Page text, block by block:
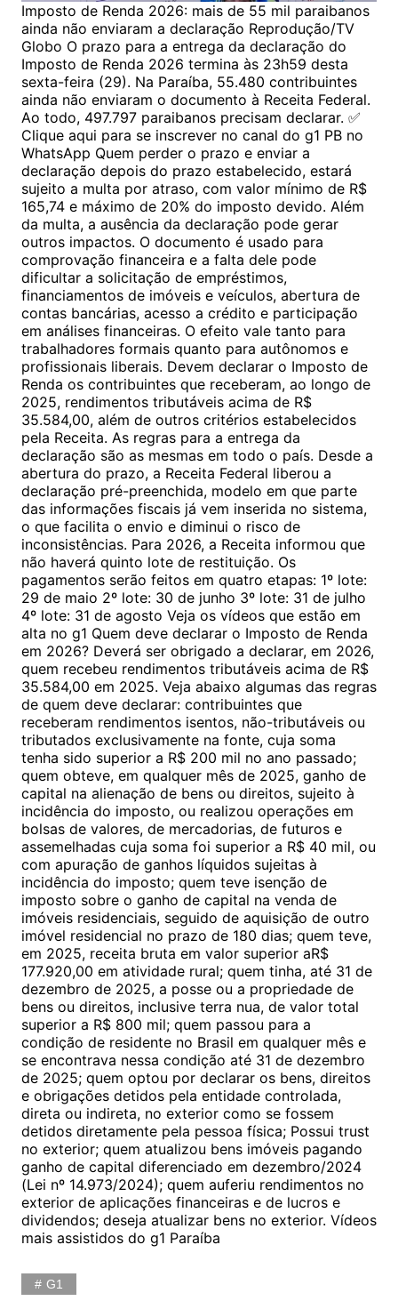
Imposto de Renda 2026: mais de 55 mil paraibanos
ainda não enviaram a declaração Reprodução/TV
Globo O prazo para a entrega da declaração do
Imposto de Renda 2026 termina às 23h59 desta
sexta-feira (29). Na Paraíba, 55.480 contribuintes
ainda não enviaram o documento à Receita Federal.
Ao todo, 497.797 paraibanos precisam declarar. ✅
Clique aqui para se inscrever no canal do g1 PB no
WhatsApp Quem perder o prazo e enviar a
declaração depois do prazo estabelecido, estará
sujeito a multa por atraso, com valor mínimo de R$
165,74 e máximo de 20% do imposto devido. Além
da multa, a ausência da declaração pode gerar
outros impactos. O documento é usado para
comprovação financeira e a falta dele pode
dificultar a solicitação de empréstimos,
financiamentos de imóveis e veículos, abertura de
contas bancárias, acesso a crédito e participação
em análises financeiras. O efeito vale tanto para
trabalhadores formais quanto para autônomos e
profissionais liberais. Devem declarar o Imposto de
Renda os contribuintes que receberam, ao longo de
2025, rendimentos tributáveis acima de R$
35.584,00, além de outros critérios estabelecidos
pela Receita. As regras para a entrega da
declaração são as mesmas em todo o país. Desde a
abertura do prazo, a Receita Federal liberou a
declaração pré-preenchida, modelo em que parte
das informações fiscais já vem inserida no sistema,
o que facilita o envio e diminui o risco de
inconsistências. Para 2026, a Receita informou que
não haverá quinto lote de restituição. Os
pagamentos serão feitos em quatro etapas: 1º lote:
29 de maio 2º lote: 30 de junho 3º lote: 31 de julho
4º lote: 31 de agosto Veja os vídeos que estão em
alta no g1 Quem deve declarar o Imposto de Renda
em 2026? Deverá ser obrigado a declarar, em 2026,
quem recebeu rendimentos tributáveis acima de R$
35.584,00 em 2025. Veja abaixo algumas das regras
de quem deve declarar: contribuintes que
receberam rendimentos isentos, não-tributáveis ou
tributados exclusivamente na fonte, cuja soma
tenha sido superior a R$ 200 mil no ano passado;
quem obteve, em qualquer mês de 2025, ganho de
capital na alienação de bens ou direitos, sujeito à
incidência do imposto, ou realizou operações em
bolsas de valores, de mercadorias, de futuros e
assemelhadas cuja soma foi superior a R$ 40 mil, ou
com apuração de ganhos líquidos sujeitas à
incidência do imposto; quem teve isenção de
imposto sobre o ganho de capital na venda de
imóveis residenciais, seguido de aquisição de outro
imóvel residencial no prazo de 180 dias; quem teve,
em 2025, receita bruta em valor superior aR$
177.920,00 em atividade rural; quem tinha, até 31 de
dezembro de 2025, a posse ou a propriedade de
bens ou direitos, inclusive terra nua, de valor total
superior a R$ 800 mil; quem passou para a
condição de residente no Brasil em qualquer mês e
se encontrava nessa condição até 31 de dezembro
de 2025; quem optou por declarar os bens, direitos
e obrigações detidos pela entidade controlada,
direta ou indireta, no exterior como se fossem
detidos diretamente pela pessoa física; Possui trust
no exterior; quem atualizou bens imóveis pagando
ganho de capital diferenciado em dezembro/2024
(Lei nº 14.973/2024); quem auferiu rendimentos no
exterior de aplicações financeiras e de lucros e
dividendos; deseja atualizar bens no exterior. Vídeos
mais assistidos do g1 Paraíba
G1